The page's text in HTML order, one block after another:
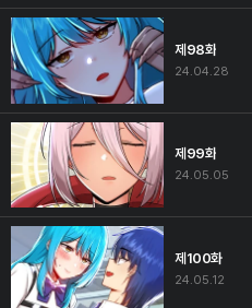
제98화
24.04.28
제99화
24.05.05
제100화
24.05.12